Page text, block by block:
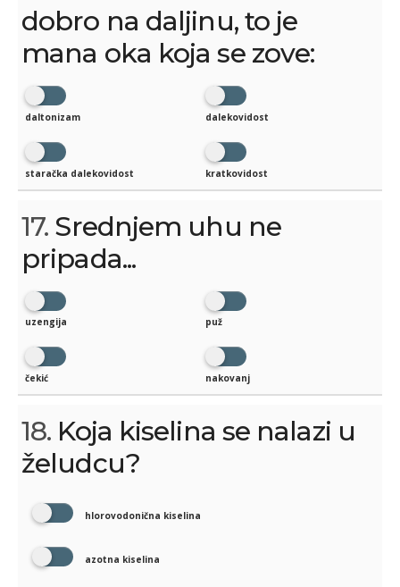
dobro na daljinu, to je
mana oka koja se zove:
daltonizam dalekovidost
staračka dalekovidost kratkovidost
17. Srednjem uhu ne
pripada...
uzengija puž
čekić nakovanj
18. Koja kiselina se nalazi u
želudcu?
hlorovodonična kiselina
azotna kiselina